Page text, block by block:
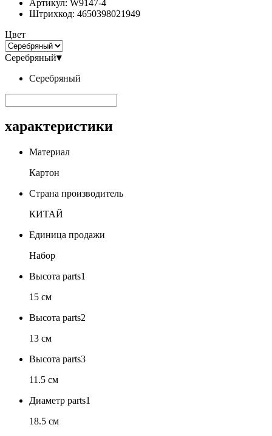
Артикул: W9147-4
Штрихкод: 4650398021949
Цвет
Серебряный▾
Серебряный
характеристики
Материал
Картон
Страна производитель
КИТАЙ
Единица продажи
Набор
Высота parts1
15 см
Высота parts2
13 см
Высота parts3
11.5 см
Диаметр parts1
18.5 см